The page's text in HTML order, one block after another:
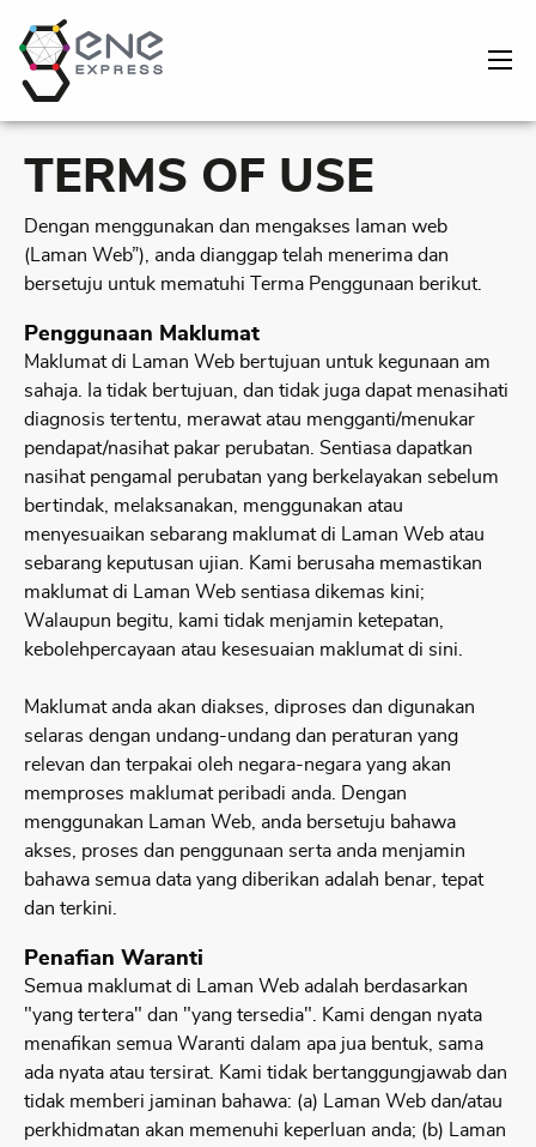
TERMS OF USE
Dengan menggunakan dan mengakses laman web
(Laman Web”), anda dianggap telah menerima dan
bersetuju untuk mematuhi Terma Penggunaan berikut.
Penggunaan Maklumat
Maklumat di Laman Web bertujuan untuk kegunaan am
sahaja. Ia tidak bertujuan, dan tidak juga dapat menasihati
diagnosis tertentu, merawat atau mengganti/menukar
pendapat/nasihat pakar perubatan. Sentiasa dapatkan
nasihat pengamal perubatan yang berkelayakan sebelum
bertindak, melaksanakan, menggunakan atau
menyesuaikan sebarang maklumat di Laman Web atau
sebarang keputusan ujian. Kami berusaha memastikan
maklumat di Laman Web sentiasa dikemas kini;
Walaupun begitu, kami tidak menjamin ketepatan,
kebolehpercayaan atau kesesuaian maklumat di sini.
Maklumat anda akan diakses, diproses dan digunakan
selaras dengan undang-undang dan peraturan yang
relevan dan terpakai oleh negara-negara yang akan
memproses maklumat peribadi anda. Dengan
menggunakan Laman Web, anda bersetuju bahawa
akses, proses dan penggunaan serta anda menjamin
bahawa semua data yang diberikan adalah benar, tepat
dan terkini.
Penafian Waranti
Semua maklumat di Laman Web adalah berdasarkan
"yang tertera" dan "yang tersedia". Kami dengan nyata
menafikan semua Waranti dalam apa jua bentuk, sama
ada nyata atau tersirat. Kami tidak bertanggungjawab dan
tidak memberi jaminan bahawa: (a) Laman Web dan/atau
perkhidmatan akan memenuhi keperluan anda; (b) Laman